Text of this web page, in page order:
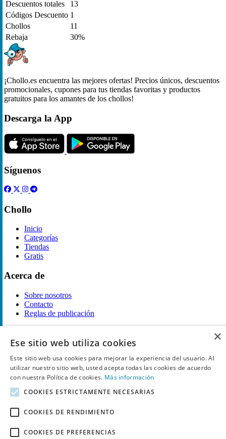
Descuentos totales
13
Códigos Descuento 1
Chollos
11
Rebaja
30%
¡Chollo.es encuentra las mejores ofertas! Precios únicos, descuentos
promocionales, cupones para tus tiendas favoritas y productos
gratuitos para los amantes de los chollos!
Descarga la App
Síguenos
Chollo
Inicio
Categorías
Tiendas
Gratis
Acerca de
Sobre nosotros
Contacto
Reglas de publicación
Declaración de cookies
Términos y condiciones
Descargo de Responsabilidad
Aviso y eliminación
reservados.
×
Ese sitio web utiliza cookies
Este sitio web usa cookies para mejorar la experiencia del usuario. Al
utilizar nuestro sitio web, usted acepta todas las cookies de acuerdo
con nuestra Política de cookies. Más información
COOKIES ESTRICTAMENTE NECESARIAS
COOKIES DE RENDIMIENTO
COOKIES DE PREFERENCIAS